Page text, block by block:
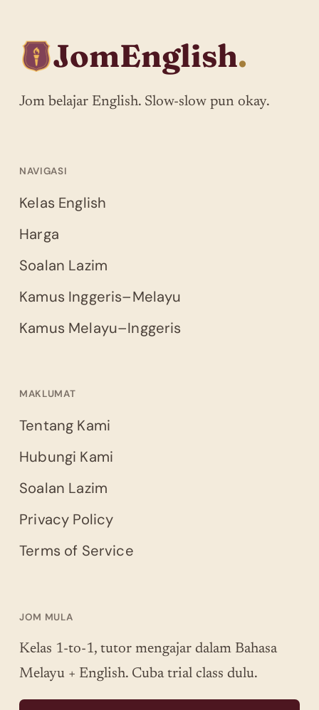
JomEnglish.
Jom belajar English. Slow-slow pun okay.
NAVIGASI
Kelas English
Harga
Soalan Lazim
Kamus Inggeris–Melayu
Kamus Melayu–Inggeris
MAKLUMAT
Tentang Kami
Hubungi Kami
Soalan Lazim
Privacy Policy
Terms of Service
JOM MULA
Kelas 1-to-1, tutor mengajar dalam Bahasa
Melayu + English. Cuba trial class dulu.